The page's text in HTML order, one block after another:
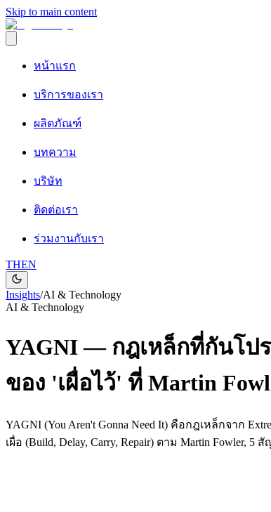
Skip to main content
หน้าแรก
บริการของเรา
ผลิตภัณฑ์
บทความ
บริษัท
ติดต่อเรา
ร่วมงานกับเรา
THEN
Insights/AI & Technology
AI & Technology
YAGNI — กฎเหล็กที่กันโป
ของ 'เผื่อไว้' ที่ Martin
YAGNI (You Aren't Gonna Need It) คือกฎเหล็กจาก
เผื่อ (Build, Delay, Carry, Repair) ตาม Martin